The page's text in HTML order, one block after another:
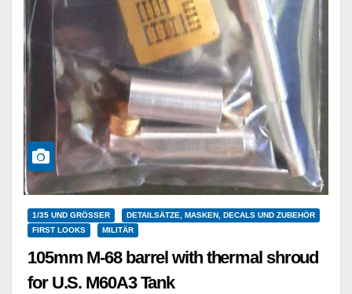
1/35 UND GRÖSSER
DETAILSÄTZE, MASKEN, DECALS UND ZUBEHÖR
FIRST LOOKS
MILITÄR
105mm M-68 barrel with thermal shroud
for U.S. M60A3 Tank